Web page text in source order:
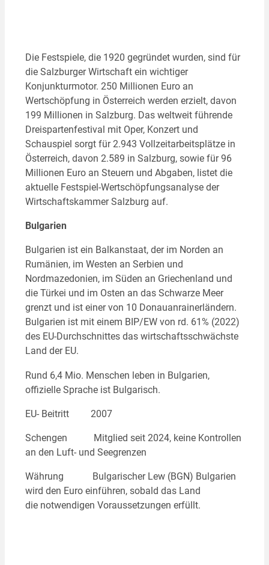
Die Festspiele, die 1920 gegründet wurden, sind für
die Salzburger Wirtschaft ein wichtiger
Konjunkturmotor. 250 Millionen Euro an
Wertschöpfung in Österreich werden erzielt, davon
199 Millionen in Salzburg. Das weltweit führende
Dreispartenfestival mit Oper, Konzert und
Schauspiel sorgt für 2.943 Vollzeitarbeitsplätze in
Österreich, davon 2.589 in Salzburg, sowie für 96
Millionen Euro an Steuern und Abgaben, listet die
aktuelle Festspiel-Wertschöpfungsanalyse der
Wirtschaftskammer Salzburg auf.
Bulgarien
Bulgarien ist ein Balkanstaat, der im Norden an
Rumänien, im Westen an Serbien und
Nordmazedonien, im Süden an Griechenland und
die Türkei und im Osten an das Schwarze Meer
grenzt und ist einer von 10 Donauanrainerländern.
Bulgarien ist mit einem BIP/EW von rd. 61% (2022)
des EU-Durchschnittes das wirtschaftsschwächste
Land der EU.
Rund 6,4 Mio. Menschen leben in Bulgarien,
offizielle Sprache ist Bulgarisch.
EU- Beitritt 2007
Schengen Mitglied seit 2024, keine Kontrollen
an den Luft- und Seegrenzen
Währung Bulgarischer Lew (BGN) Bulgarien
wird den Euro einführen, sobald das Land
die notwendigen Voraussetzungen erfüllt.